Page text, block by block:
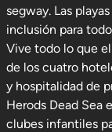
segway. Las
inclusión para
Vive todo lo que
de los cuatro
y hospitalidad de
Herods Dead Sea
clubes infantiles